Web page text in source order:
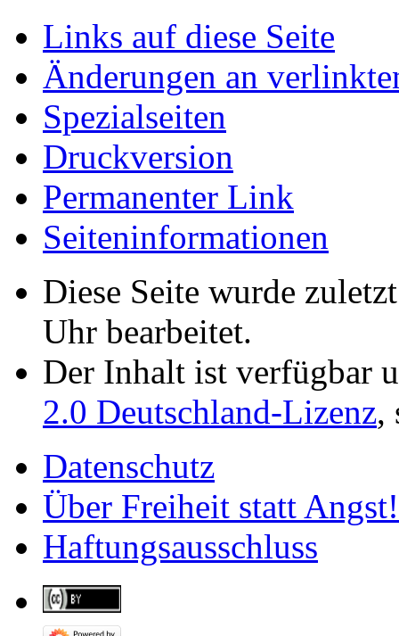
Links auf diese Seite
Änderungen an
Spezialseiten
Druckversion
Permanenter Link
Seiten­­informationen
Diese Seite wurde
Uhr bearbeitet.
Der Inhalt ist verfügbar
2.0 Deutschland-Lizenz,
Datenschutz
Über Freiheit statt Angst!
Haftungsausschluss